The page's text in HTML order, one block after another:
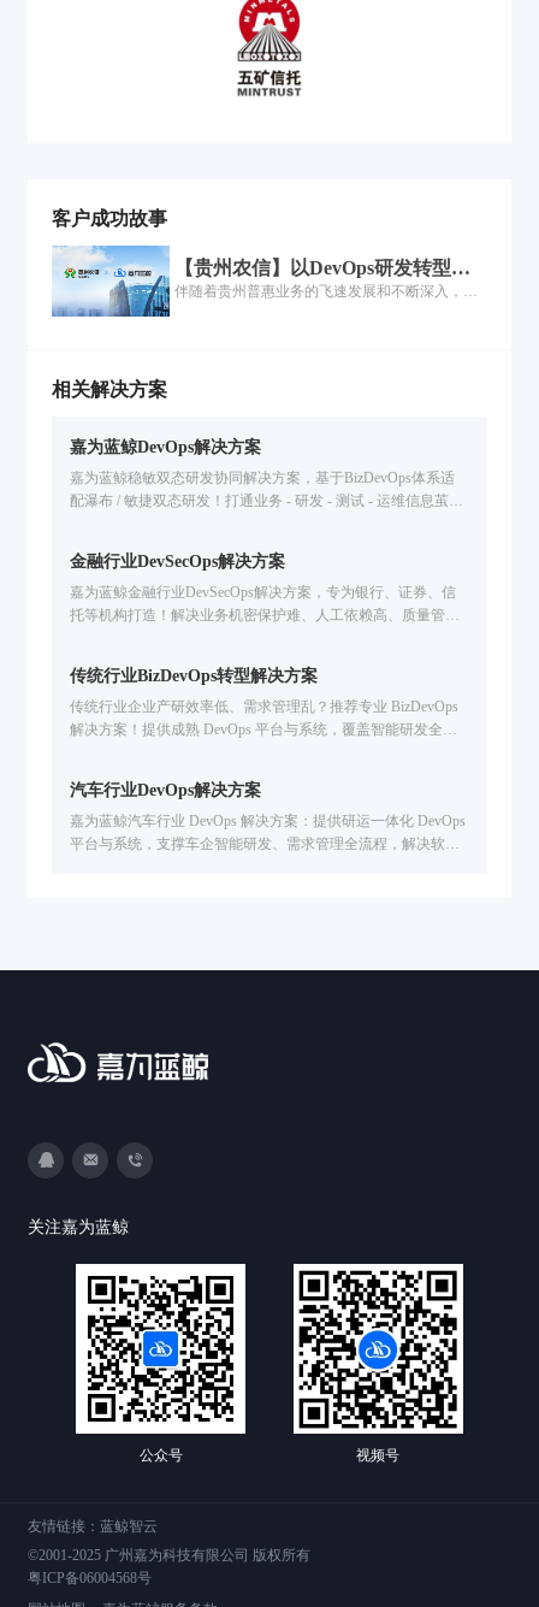
客户成功故事
【贵州农信】以DevOps研发转型，
加速乡村振兴最后一公里
伴随着贵州普惠业务的飞速发展和不断深入，无
相关解决方案
嘉为蓝鲸DevOps解决方案
嘉为蓝鲸稳敏双态研发协同解决方案，基于BizDevOps体系适
配瀑布 / 敏捷双态研发！打通业务 - 研发 - 测试 - 运维信息茧
金融行业DevSecOps解决方案
嘉为蓝鲸金融行业DevSecOps解决方案，专为银行、证券、信
托等机构打造！解决业务机密保护难、人工依赖高、质量管控
字资产安全
传统行业BizDevOps转型解决方案
传统行业企业产研效率低、需求管理乱？推荐专业 BizDevOps
解决方案！提供成熟 DevOps 平台与系统，覆盖智能研发全流
汽车行业DevOps解决方案
嘉为蓝鲸汽车行业 DevOps 解决方案：提供研运一体化 DevOps
平台与系统，支撑车企智能研发、需求管理全流程，解决软件
关注嘉为蓝鲸
公众号 视频号
友情链接：蓝鲸智云
©2001-2025 广州嘉为科技有限公司 版权所有
粤ICP备06004568号